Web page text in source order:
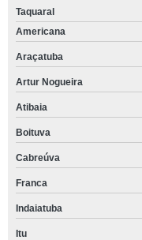
Taquaral
Americana
Araçatuba
Artur Nogueira
Atibaia
Boituva
Cabreúva
Franca
Indaiatuba
Itu